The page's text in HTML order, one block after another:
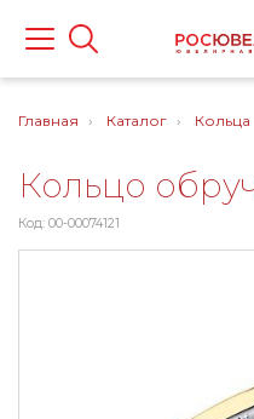
Главная Каталог Кольца
Кольцо
Код: 00-00074121